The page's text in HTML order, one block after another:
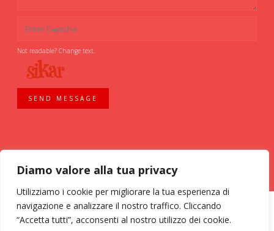
Diamo valore alla tua privacy
Utilizziamo i cookie per migliorare la tua esperienza di
navigazione e analizzare il nostro traffico. Cliccando
“Accetta tutti”, acconsenti al nostro utilizzo dei cookie.
Not readable? Change text.
SEND MESSAGE